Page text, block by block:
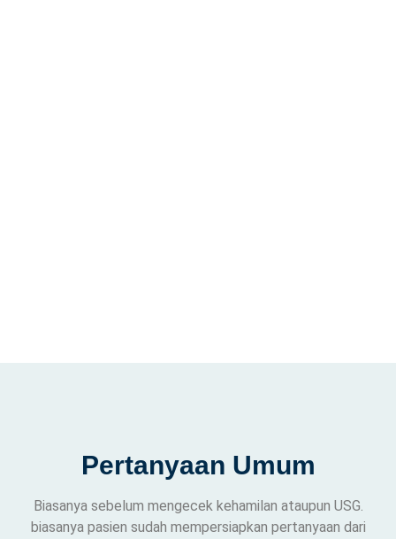
Pertanyaan Umum
Biasanya sebelum mengecek kehamilan ataupun USG.
biasanya pasien sudah mempersiapkan pertanyaan dari